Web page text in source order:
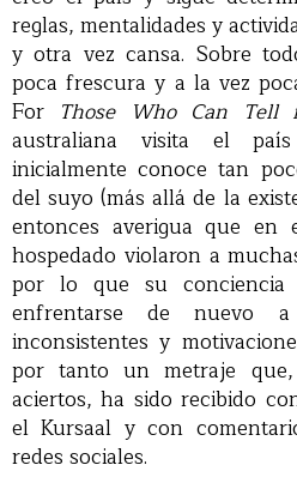
reglas, mentalidades y
y otra vez cansa. Sobre
poca frescura y a la vez
For Those Who Can Tell
australiana visita el
inicialmente conoce tan
del suyo (más allá de la
entonces averigua que
hospedado violaron a
por lo que su
enfrentarse de nuevo
inconsistentes y
por tanto un metraje
aciertos, ha sido recibido
el Kursaal y con
redes sociales.